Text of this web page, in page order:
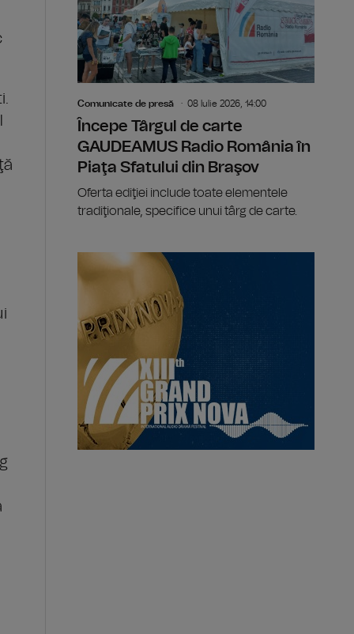
Comunicate de presă 08 Iulie 2026, 14:00
Începe Târgul de carte
GAUDEAMUS Radio România în
Piaţa Sfatului din Braşov
Oferta ediţiei include toate elementele
tradiţionale, specifice unui târg de carte.